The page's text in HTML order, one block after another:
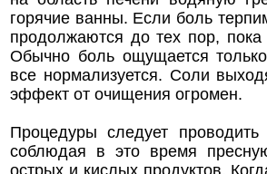
горячие ванны. Если боль
продолжаются до тех пор, пока
Обычно боль ощущается
все нормализуется. Соли
эффект от очищения огромен.
Процедуры следует
соблюдая в это время